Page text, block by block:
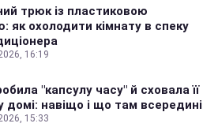
трюк із пластиковою
як охолодити кімнату в спеку
16:19
"капсулу часу" й сховала її
домі: навіщо і що там всередині
15:33